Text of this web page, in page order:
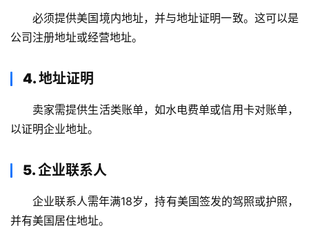
必须提供美国境内地址，并与地址证明一致。这可以是
公司注册地址或经营地址。
4. 地址证明
卖家需提供生活类账单，如水电费单或信用卡对账单，
以证明企业地址。
5. 企业联系人
企业联系人需年满18岁，持有美国签发的驾照或护照，
并有美国居住地址。